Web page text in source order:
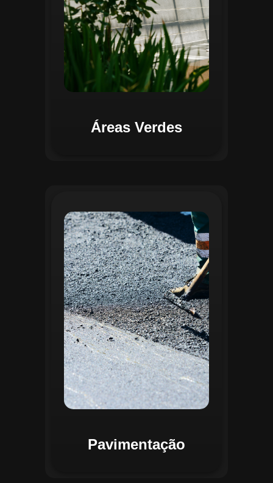
Áreas Verdes
Pavimentação
Na Gestão de Pavimentação, o Regente
oferece ferramentas para mapear, avaliar
e monitorar a infraestrutura viária. O
sistema permite registrar condições dos
pavimentos, identificar áreas críticas e
planejar ações de manutenção preventiva
e corretiva. Com o auxílio do
geoprocessamento, é possível gerar
mapas detalhados que facilitam a
priorização de intervenções, otimizando
recursos e assegurando maior
durabilidade das vias. Relatórios
personalizáveis garantem transparência e
suporte na tomada de decisões
estratégicas.